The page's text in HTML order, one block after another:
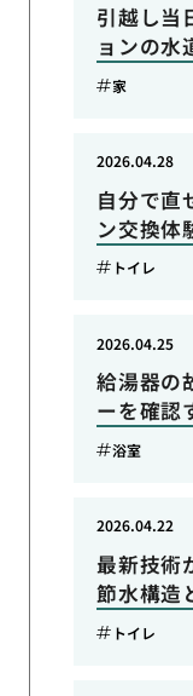
引越し当
ョンの水
家
自分で直
ン交換体
2026.04.28
トイレ
給湯器の
ーを確認
2026.04.25
浴室
最新技術
節水構造
2026.04.22
トイレ